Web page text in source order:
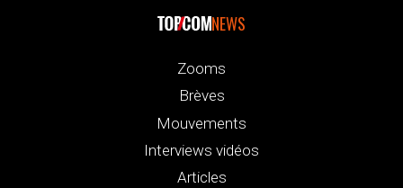
NEWS
Zooms
Brèves
Mouvements
Interviews vidéos
Articles